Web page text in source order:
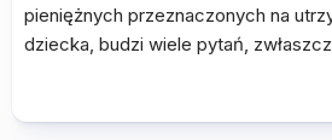
pieniężnych przeznaczonych na
dziecka, budzi wiele pytań,